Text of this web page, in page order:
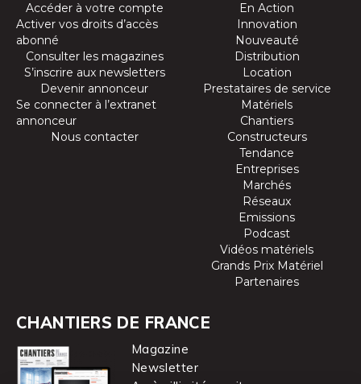
Accéder à votre compte
Activer vos droits d’accès
abonné
Consulter les magazines
S’inscrire aux newsletters
Devenir annonceur
Se connecter à l’extranet
annonceur
Nous contacter
En Action
Innovation
Nouveauté
Distribution
Location
Prestataires de service
Matériels
Chantiers
Constructeurs
Tendance
Entreprises
Marchés
Réseaux
Emissions
Podcast
Vidéos matériels
Grands Prix Matériel
Partenaires
CHANTIERS DE FRANCE
Magazine
Newsletter